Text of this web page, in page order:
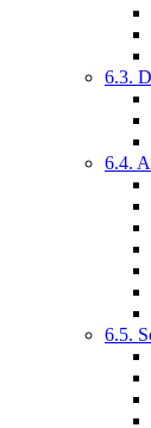
6.3.
6.4.
6.5.